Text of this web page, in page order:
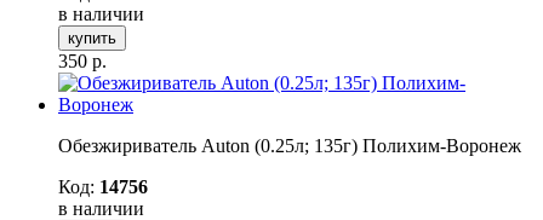
в наличии
купить
350 р.
Обезжириватель Auton (0.25л; 135г) Полихим-Воронеж
Код: 14756
в наличии